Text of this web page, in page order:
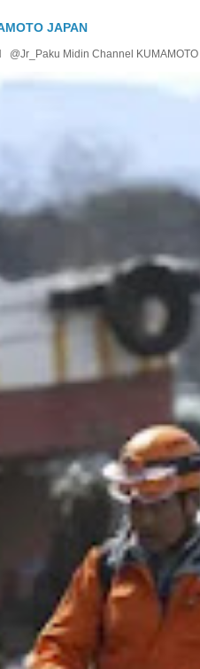
JAPAN
@Jr_Paku Midin Channel